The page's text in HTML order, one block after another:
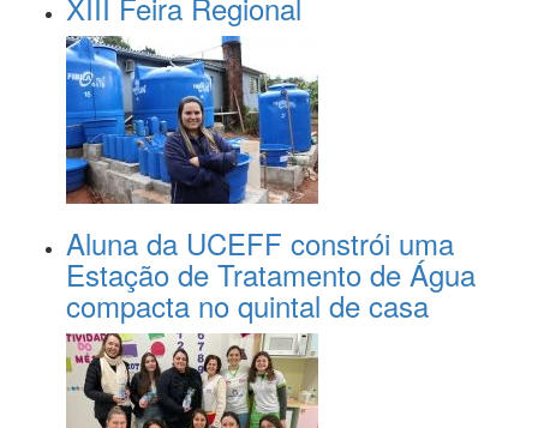
Aluna da UCEFF constrói uma
Estação de Tratamento de Água
compacta no quintal de casa